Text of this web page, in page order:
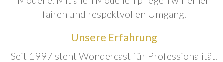
fairen und respektvollen Umgang.
Unsere Erfahrung
Seit 1997 steht Wondercast für Professionalität.